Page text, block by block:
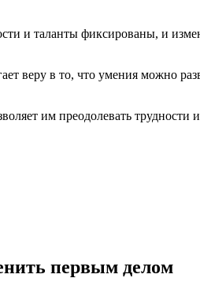
и таланты фиксированы, и
веру в то, что умения можно
им преодолевать трудности и
первым делом